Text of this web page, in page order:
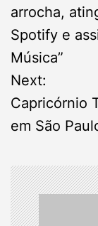
s
t
n
v
i
arrocha,
Spotify e
Música”
Next:
Capricórnio
em São